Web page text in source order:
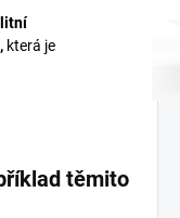
, která je
těmito